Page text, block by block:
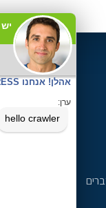
טלפון 072-3944712